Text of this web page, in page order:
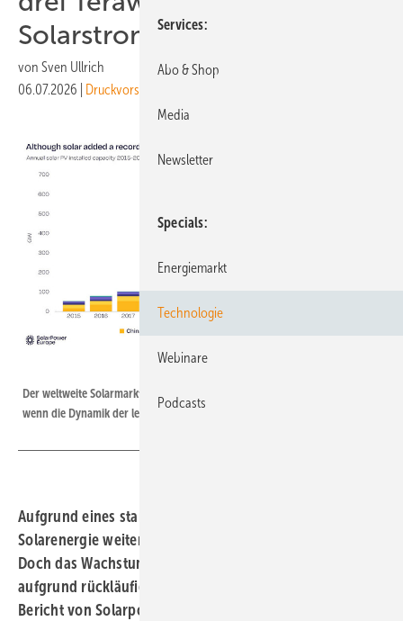
Solarstromleistung installiert
von Sven Ullrich
06.07.2026
Druckvorschau
Der weltweite Solarmarkt ist seit mehr als zehn Jahren gewachsen, auch
wenn die Dynamik der letzten Jahre zunächst nicht mehr erreicht wird.
Aufgrund eines starken Zubaus im Jahr 2025 ist die
Solarenergie weiterhin der Treiber der Energiewende.
Doch das Wachstum wird sich leicht verlangsamen –
aufgrund rückläufigen Zubaus in China, wie der neue
Bericht von Solarpower Europe zeigt.
Services
Abo & Shop
Media
Newsletter
Specials
Energiemarkt
Technologie
Webinare
Podcasts